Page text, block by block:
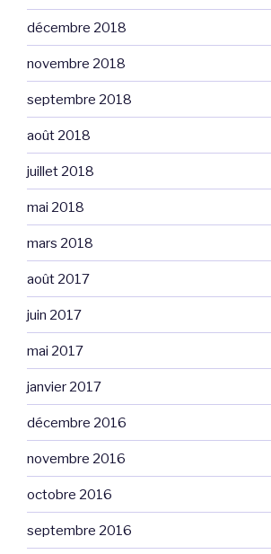
décembre 2018
novembre 2018
septembre 2018
août 2018
juillet 2018
mai 2018
mars 2018
août 2017
juin 2017
mai 2017
janvier 2017
décembre 2016
novembre 2016
octobre 2016
septembre 2016